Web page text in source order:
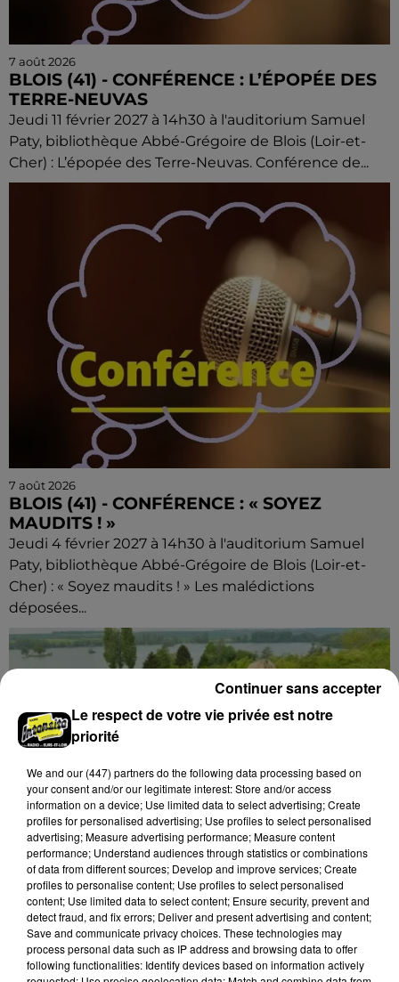
7 août 2026
BLOIS (41) - CONFÉRENCE : L’ÉPOPÉE DES
TERRE-NEUVAS
Jeudi 11 février 2027 à 14h30 à l'auditorium Samuel
Paty, bibliothèque Abbé-Grégoire de Blois (Loir-et-
Cher) : L’épopée des Terre-Neuvas. Conférence de...
7 août 2026
BLOIS (41) - CONFÉRENCE : « SOYEZ
MAUDITS ! »
Jeudi 4 février 2027 à 14h30 à l'auditorium Samuel
Paty, bibliothèque Abbé-Grégoire de Blois (Loir-et-
Cher) : « Soyez maudits ! » Les malédictions
déposées...
7 août 2026
GOMMERVILLE - RANDONNÉE PÉDESTRE
Dimanche 13 septembre à 8h30 à Gommerville :
Le respect de votre vie privée est notre
priorité
We and our (447) partnersdo the following data processing based on
your consent and/or our legitimate interest: Store and/or access
information on a device; Use limited data to select advertising; Create
profiles for personalised advertising; Use profiles to select personalised
advertising; Measure advertising performance; Measure content
performance; Understand audiences through statistics or combinations
of data from different sources; Develop and improve services; Create
profiles to personalise content; Use profiles to select personalised
content; Use limited data to select content; Ensure security, prevent and
detect fraud, and fix errors; Deliver and present advertising and content;
Save and communicate privacy choices. These technologies may
process personal data such as IP address and browsing data to offer
following functionalities: Identify devices based on information actively
Continuer sans accepter